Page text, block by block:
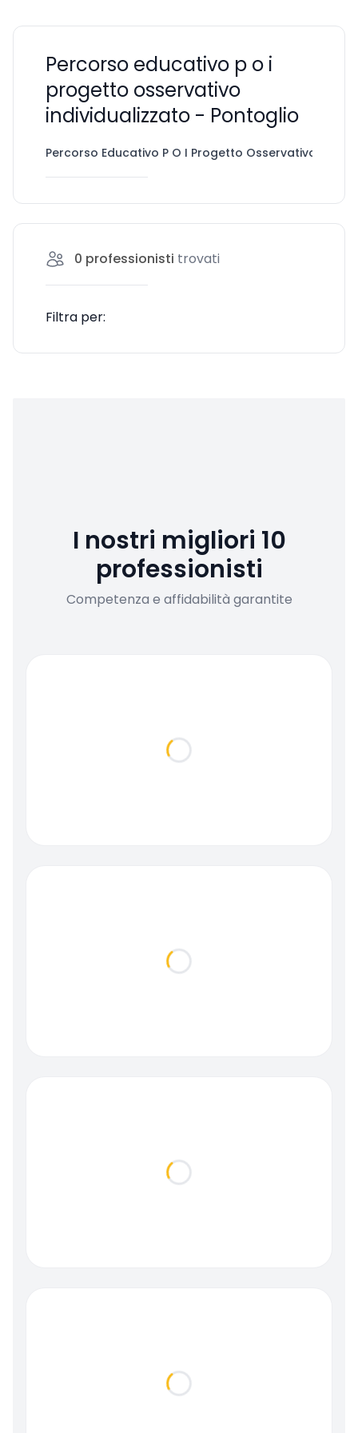
Percorso educativo p o i
progetto osservativo
individualizzato - Pontoglio
Percorso Educativo P O I Progetto Osservativo
0 professionisti trovati
Filtra per:
I nostri migliori 10
professionisti
Competenza e affidabilità garantite
Loading...
Loading...
Loading...
Loading...